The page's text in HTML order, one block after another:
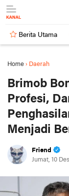
Berita Utama
Home › Daerah
Brimob
Profesi,
Menjadi
Friend
Jumat, 10